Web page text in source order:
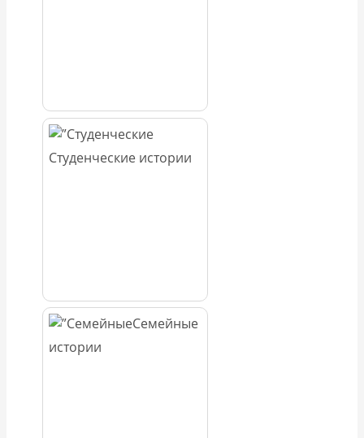
Студенческие истории
Семейные
истории